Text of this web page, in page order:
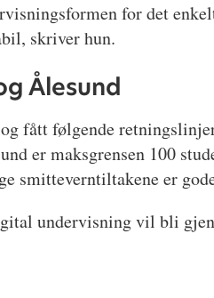
for det
skriver hun.
Ålesund
fått følgende
er maksgrensen 100
smitteverntiltakene er
undervisning vil bli